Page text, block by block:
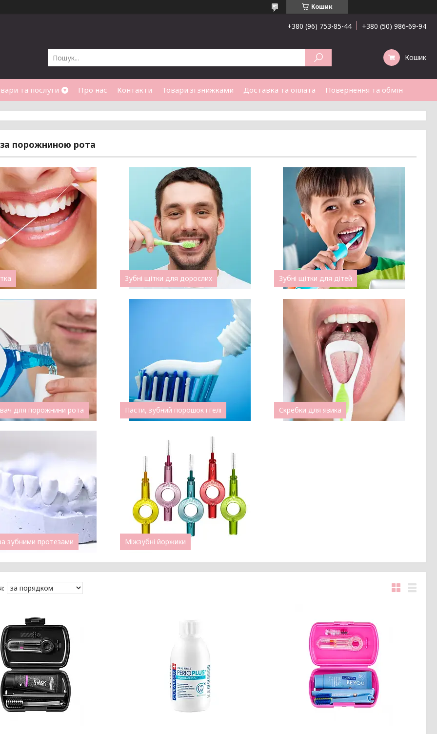
Кошик
+380 (96) 753-85-44 +380 (50) 986-69-94
Кошик
та послуги Про нас Контакти Товари зі знижками Доставка та оплата Повернення та обмін
порожниною рота
Зубні щітки для дорослих Зубні щітки для дітей
для порожнини рота Пасти, зубний порошок і гелі Скребки для язика
зубними протезами Міжзубні йоржики